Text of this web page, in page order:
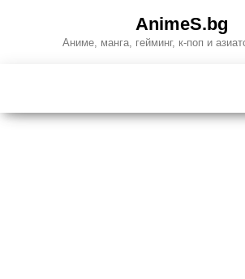
AnimeS.bg
Аниме, манга, гейминг, к-поп и